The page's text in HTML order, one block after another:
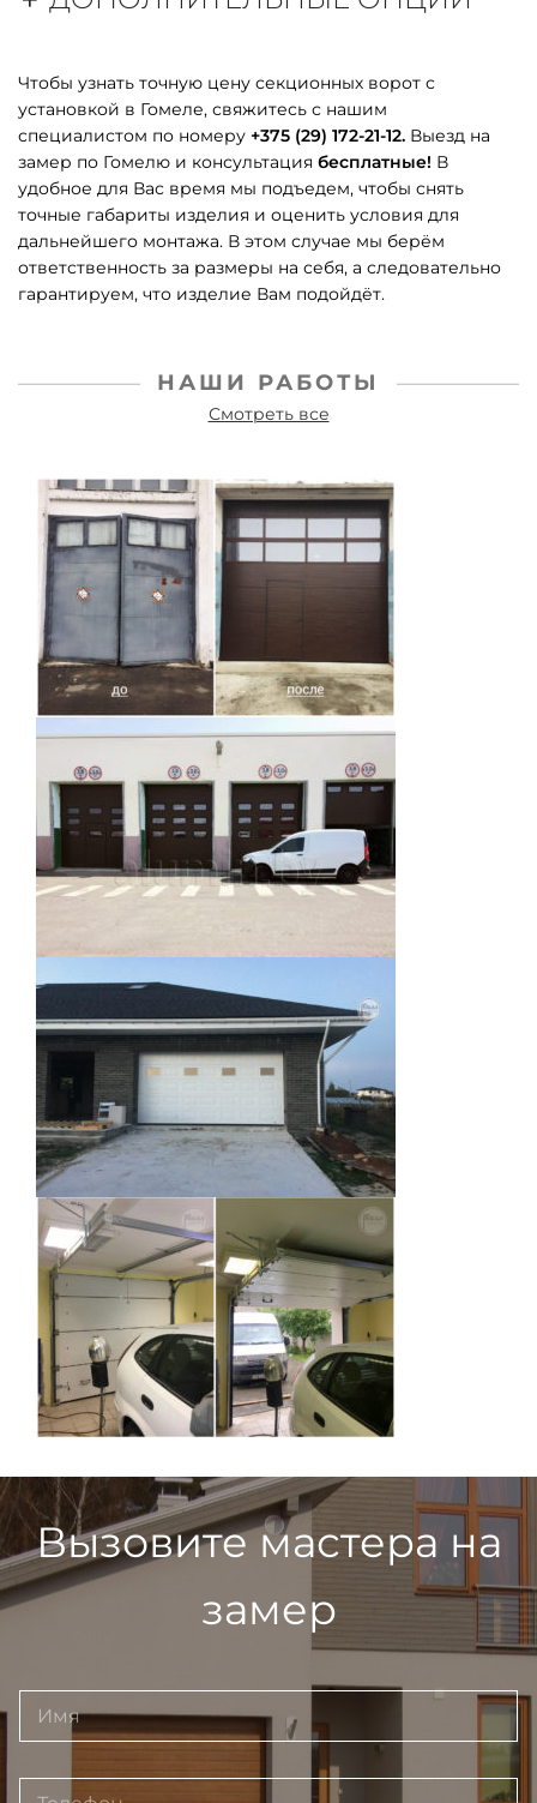
Чтобы узнать точную цену секционных ворот с
установкой в Гомеле, свяжитесь с нашим
специалистом по номеру +375 (29) 172-21-12. Выезд на
замер по Гомелю и консультация бесплатные! В
удобное для Вас время мы подъедем, чтобы снять
точные габариты изделия и оценить условия для
дальнейшего монтажа. В этом случае мы берём
ответственность за размеры на себя, а следовательно
гарантируем, что изделие Вам подойдёт.
НАШИ РАБОТЫ
Смотреть все
Вызовите мастера на
замер